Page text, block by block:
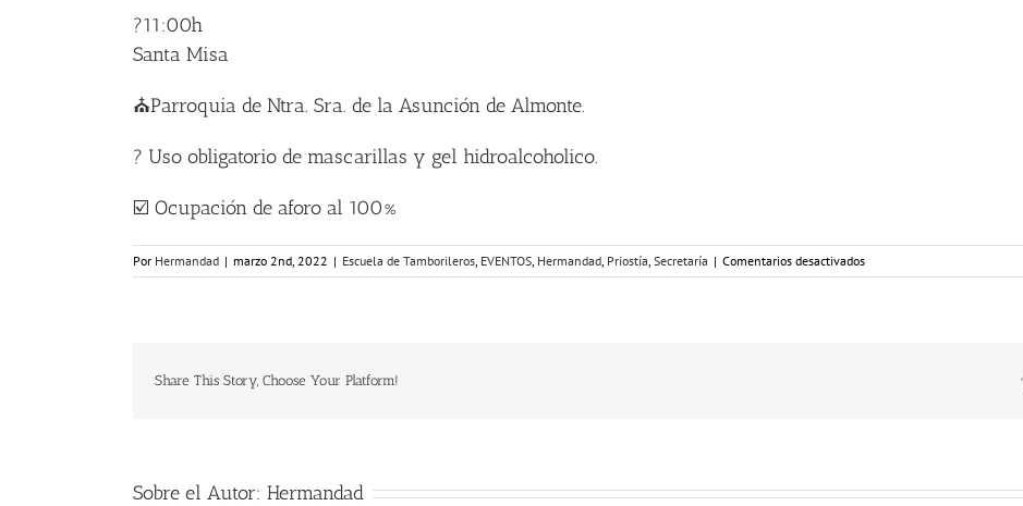
?11:00h
Santa Misa
⛪Parroquia de Ntra. Sra. de la Asunción de Almonte.
? Uso obligatorio de mascarillas y gel hidroalcoholico.
☑️ Ocupación de aforo al 100%
Por Hermandad | marzo 2nd, 2022 | Escuela de Tamborileros EVENTOS Hermandad Priostía Secretaría | Comentarios desactivadosen
MISA
Share This Story, Choose Your Platform!
Sobre el Autor: Hermandad